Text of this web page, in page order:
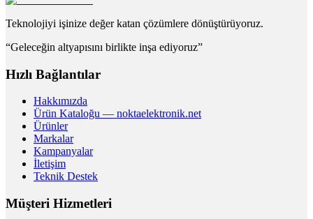
Teknolojiyi işinize değer katan çözümlere dönüştürüyoruz.
“Geleceğin altyapısını birlikte inşa ediyoruz”
Hızlı Bağlantılar
Hakkımızda
Ürün Kataloğu — noktaelektronik.net
Ürünler
Markalar
Kampanyalar
İletişim
Teknik Destek
Müşteri Hizmetleri